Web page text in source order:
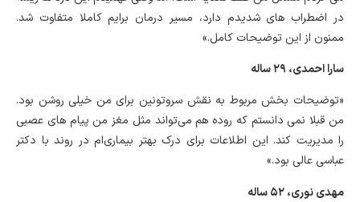
در اضطراب های شدیدم دارد، مسیر درمان برایم کاملا متفاوت شد.
ممنون از این توضیحات کامل.»
سارا احمدی، ۲۹ ساله
«توضیحات بخش مربوط به نقش سروتونین برای من خیلی روشن بود.
من قبلا نمی دانستم که روده هم می‌تواند مثل مغز من پیام های عصبی
را مدیریت کند. این اطلاعات برای درک بهتر بیماری‌ام در روند با دکتر
عباسی عالی بود.»
مهدی نوری، ۵۲ ساله